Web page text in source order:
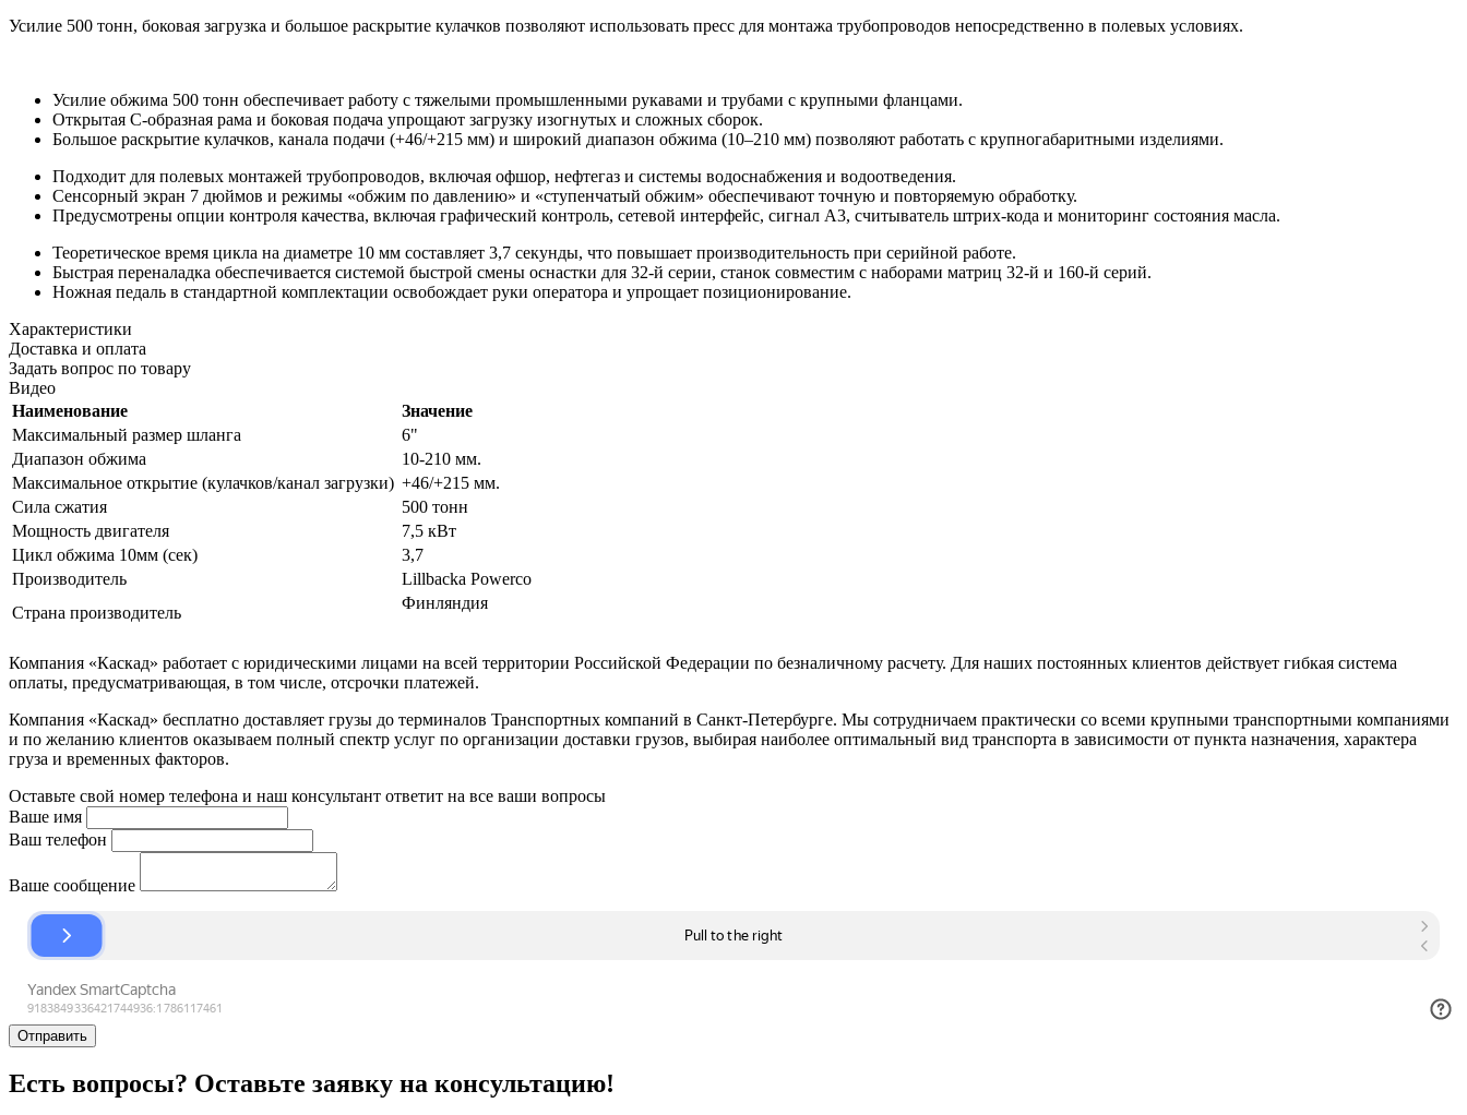
Усилие 500 тонн, боковая загрузка и большое раскрытие кулачков позволяют использовать пресс для монтажа трубопроводов непосредственно в полевых условиях.
Усилие обжима 500 тонн обеспечивает работу с тяжелыми промышленными рукавами и трубами с крупными фланцами.
Открытая С-образная рама и боковая подача упрощают загрузку изогнутых и сложных сборок.
Большое раскрытие кулачков, канала подачи (+46/+215 мм) и широкий диапазон обжима (10–210 мм) позволяют работать с крупногабаритными изделиями.
Подходит для полевых монтажей трубопроводов, включая офшор, нефтегаз и системы водоснабжения и водоотведения.
Сенсорный экран 7 дюймов и режимы «обжим по давлению» и «ступенчатый обжим» обеспечивают точную и повторяемую обработку.
Предусмотрены опции контроля качества, включая графический контроль, сетевой интерфейс, сигнал A3, считыватель штрих-кода и мониторинг состояния масла.
Теоретическое время цикла на диаметре 10 мм составляет 3,7 секунды, что повышает производительность при серийной работе.
Быстрая переналадка обеспечивается системой быстрой смены оснастки для 32-й серии, станок совместим с наборами матриц 32-й и 160-й серий.
Ножная педаль в стандартной комплектации освобождает руки оператора и упрощает позиционирование.
Характеристики
Доставка и оплата
Задать вопрос по товару
Видео
Наименование
Значение
Максимальный размер шланга
6"
Диапазон обжима
10-210 мм.
Максимальное открытие (кулачков/канал загрузки) +46/+215 мм.
Сила сжатия
500 тонн
Мощность двигателя
7,5 кВт
Цикл обжима 10мм (сек)
3,7
Производитель
Lillbacka Powerco
Страна производитель
Финляндия
Компания «Каскад» работает с юридическими лицами на всей территории Российской Федерации по безналичному расчету. Для наших постоянных клиентов действует гибкая система
оплаты, предусматривающая, в том числе, отсрочки платежей.
Компания «Каскад» бесплатно доставляет грузы до терминалов Транспортных компаний в Санкт-Петербурге. Мы сотрудничаем практически со всеми крупными транспортными компаниями
и по желанию клиентов оказываем полный спектр услуг по организации доставки грузов, выбирая наиболее оптимальный вид транспорта в зависимости от пункта назначения, характера
груза и временных факторов.
Оставьте свой номер телефона и наш консультант ответит на все ваши вопросы
Ваше имя
Ваш телефон
Ваше сообщение
Отправить
Есть вопросы? Оставьте заявку на консультацию!